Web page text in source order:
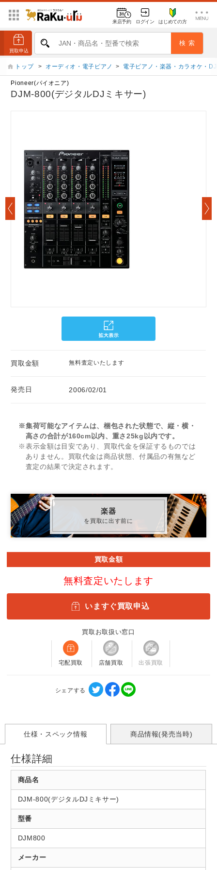
来店予約 ログイン はじめての方
トップ > オーディオ・電子ピアノ > 電子ピアノ・楽器・カラオケ・
Pioneer(パイオニア)
DJM-800(デジタルDJミキサー)
買取金額 無料査定いたします
発売日 2006/02/01
※集荷可能なアイテムは、梱包された状態で、縦・横・
高さの合計が160cm以内、重さ25kg以内です。
※表示金額は目安であり、買取代金を保証するものでは
ありません。買取代金は商品状態、付属品の有無など
査定の結果で決定されます。
楽器
を買取に出す前に
買取金額
無料査定いたします
いますぐ買取申込
買取お取扱い窓口
宅配買取 店舗買取 出張買取
シェアする
仕様・スペック情報 商品情報(発売当時)
仕様詳細
商品名
DJM-800(デジタルDJミキサー)
型番
DJM800
メーカー